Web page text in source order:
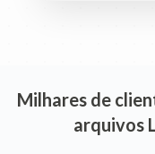
Milhares de
arquivos